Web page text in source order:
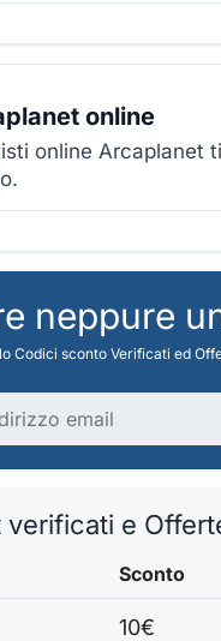
online
online Arcaplanet
neppure
Codici sconto Verificati ed
e
Sconto
10€